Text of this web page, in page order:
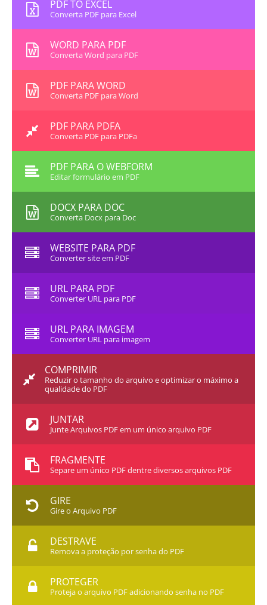
PDF TO EXCEL
Converta PDF para Excel
WORD PARA PDF
Converta Word para PDF
PDF PARA WORD
Converta PDF para Word
PDF PARA PDFA
Converta PDF para PDFa
PDF PARA O WEBFORM
Editar formulário em PDF
DOCX PARA DOC
Converta Docx para Doc
WEBSITE PARA PDF
Converter site em PDF
URL PARA PDF
Converter URL para PDF
URL PARA IMAGEM
Converter URL para imagem
COMPRIMIR
Reduzir o tamanho do arquivo e optimizar o máximo a
qualidade do PDF
JUNTAR
Junte Arquivos PDF em um único arquivo PDF
FRAGMENTE
Separe um único PDF dentre diversos arquivos PDF
GIRE
Gire o Arquivo PDF
DESTRAVE
Remova a proteção por senha do PDF
PROTEGER
Proteja o arquivo PDF adicionando senha no PDF